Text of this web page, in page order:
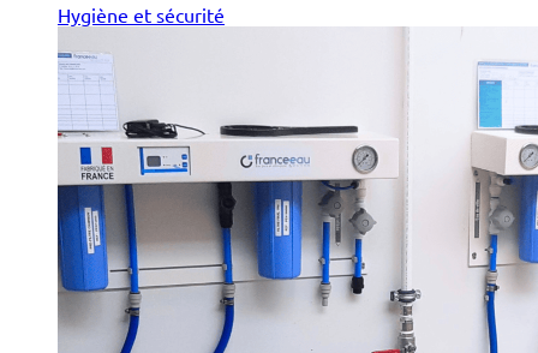
Hygiène et sécurité